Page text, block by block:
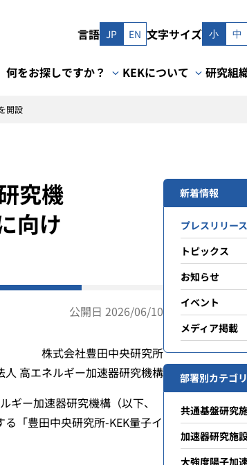
言語 JP EN 文字サイズ 小 中
何をお探しですか？ KEKについて 研究組
開設
究機
向け
公開日 2026/06/10
株式会社豊田中央研究所
人 高エネルギー加速器研究機構
ー加速器研究機構（以下、
「豊田中央研究所-KEK量子イ
新着情報
プレスリリース
トピックス
お知らせ
イベント
メディア掲載
部署別カテゴ
共通基盤研究
加速器研究施
大強度陽子加